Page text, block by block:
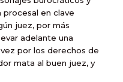
procesal en clave
juez, por más
adelante una
por los derechos de
mata al buen juez, y